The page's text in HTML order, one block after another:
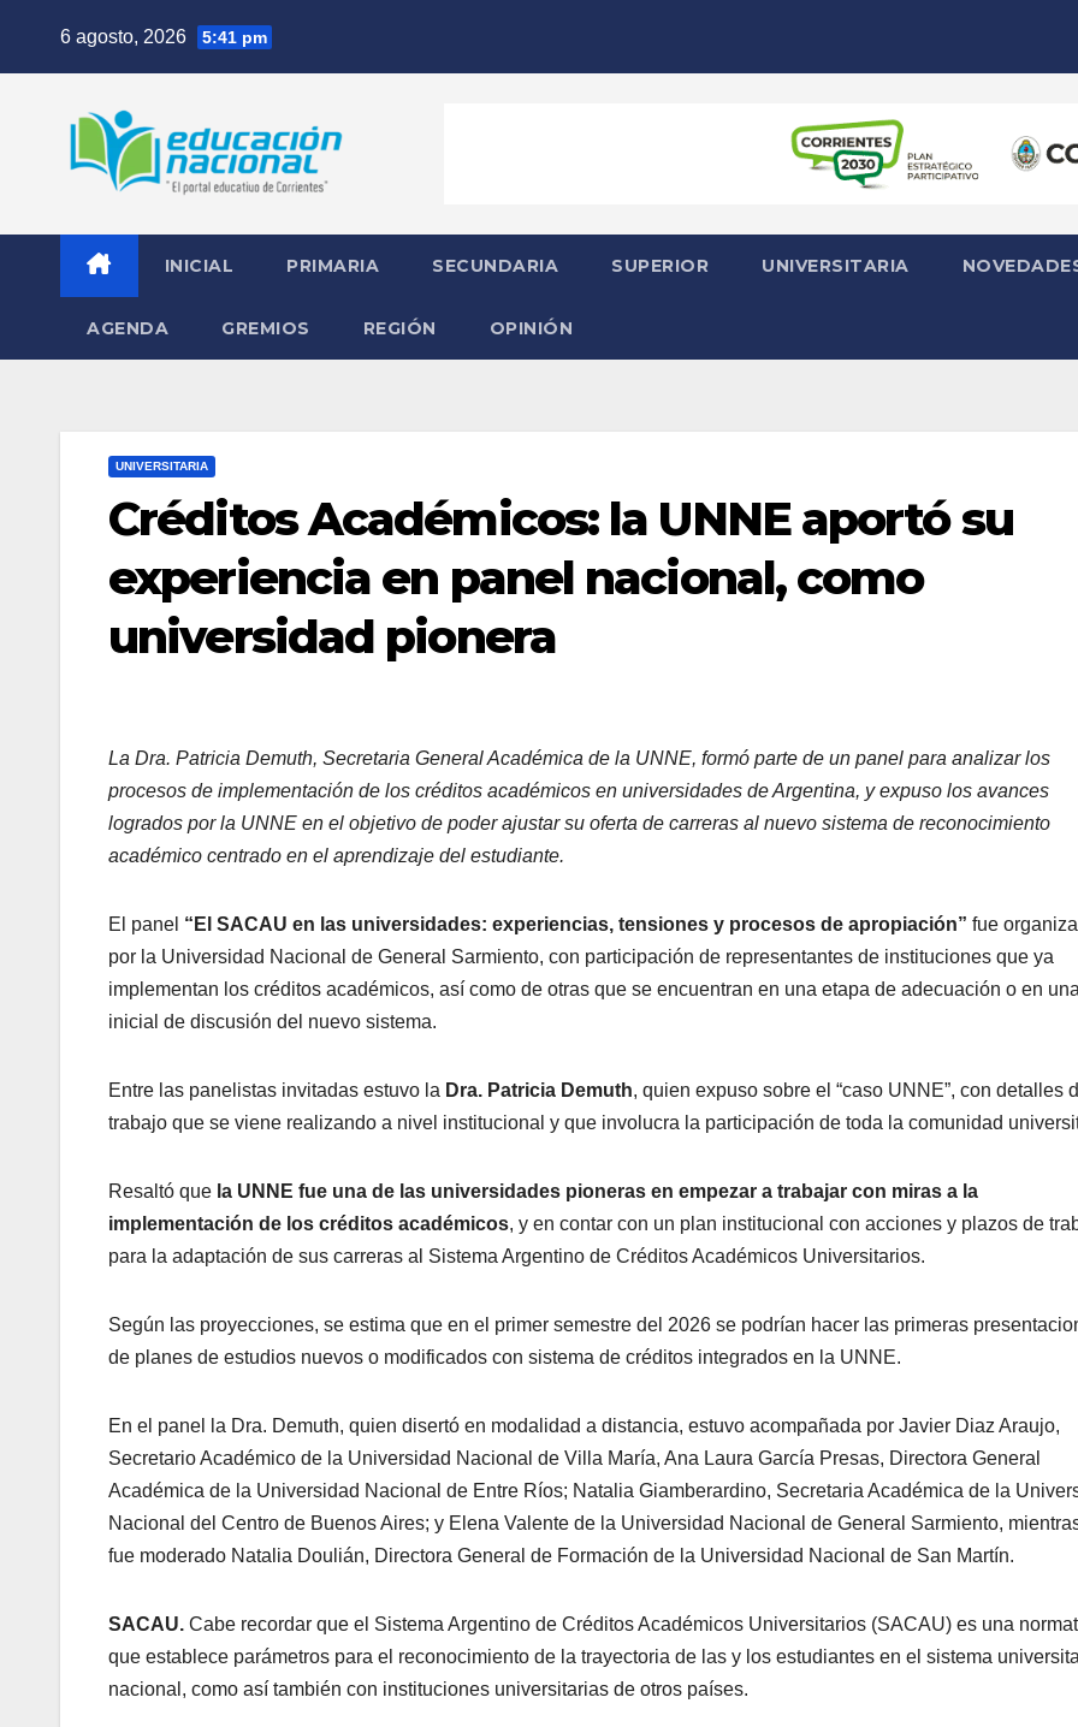
6 agosto, 2026 5:41 pm
INICIAL PRIMARIA SECUNDARIA SUPERIOR UNIVERSITARIA
AGENDA GREMIOS REGIÓN OPINIÓN
UNIVERSITARIA
Créditos Académicos: la UNNE aportó su
experiencia en panel nacional, como
universidad pionera
La Dra. Patricia Demuth, Secretaria General Académica de la UNNE, formó parte de un panel para analizar los
procesos de implementación de los créditos académicos en universidades de Argentina, y expuso los avances
logrados por la UNNE en el objetivo de poder ajustar su oferta de carreras al nuevo sistema de reconocimiento
académico centrado en el aprendizaje del estudiante.
El panel “El SACAU en las universidades: experiencias, tensiones y procesos de apropiación” fue
por la Universidad Nacional de General Sarmiento, con participación de representantes de instituciones que ya
implementan los créditos académicos, así como de otras que se encuentran en una etapa de adecuación o en
inicial de discusión del nuevo sistema.
Entre las panelistas invitadas estuvo la Dra. Patricia Demuth, quien expuso sobre el “caso UNNE”, con detalles
trabajo que se viene realizando a nivel institucional y que involucra la participación de toda la comunidad
Resaltó que la UNNE fue una de las universidades pioneras en empezar a trabajar con miras a la
implementación de los créditos académicos, y en contar con un plan institucional con acciones y plazos de
para la adaptación de sus carreras al Sistema Argentino de Créditos Académicos Universitarios.
Según las proyecciones, se estima que en el primer semestre del 2026 se podrían hacer las primeras
de planes de estudios nuevos o modificados con sistema de créditos integrados en la UNNE.
En el panel la Dra. Demuth, quien disertó en modalidad a distancia, estuvo acompañada por Javier Diaz Araujo,
Secretario Académico de la Universidad Nacional de Villa María, Ana Laura García Presas, Directora General
Académica de la Universidad Nacional de Entre Ríos; Natalia Giamberardino, Secretaria Académica de la
Nacional del Centro de Buenos Aires; y Elena Valente de la Universidad Nacional de General Sarmiento,
fue moderado Natalia Doulián, Directora General de Formación de la Universidad Nacional de San Martín.
SACAU. Cabe recordar que el Sistema Argentino de Créditos Académicos Universitarios (SACAU) es una
que establece parámetros para el reconocimiento de la trayectoria de las y los estudiantes en el sistema
nacional, como así también con instituciones universitarias de otros países.